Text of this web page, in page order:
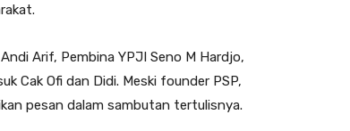
Arif, Pembina YPJI Seno M Hardjo,
Cak Ofi dan Didi. Meski founder PSP,
pesan dalam sambutan tertulisnya.